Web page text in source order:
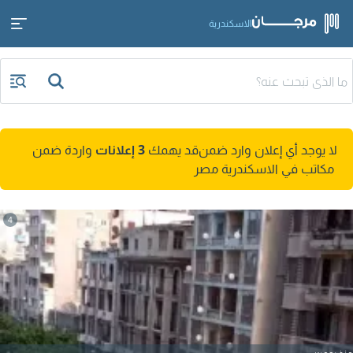
الاسكندرية
لا يوجد أي إعلان وارد ضمنقد يهمك 3 إعلانات
واردة ضمن
مكاتب في الاسكندرية مصر
4